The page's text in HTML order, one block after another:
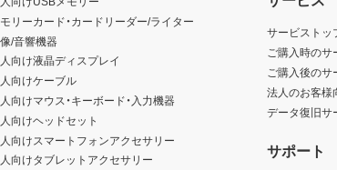
リーカード・カードリーダー/ライター
/音響機器
向け液晶ディスプレイ
向けケーブル
向けマウス・キーボード・入力機器
向けヘッドセット
向けスマートフォンアクセサリー
向けタブレットアクセサリー
サービストッ
ご購入時のサ
ご購入後のサ
法人のお客様
データ復旧サ
サポート